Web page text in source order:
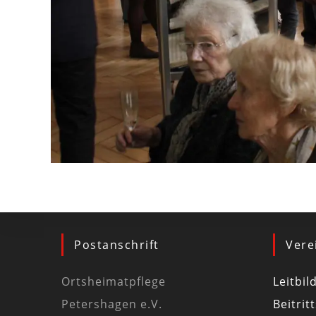
Postanschrift
Ortsheimatpflege
Petershagen e.V.